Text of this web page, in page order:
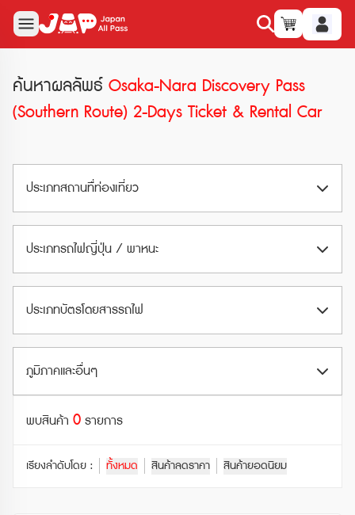
ค้นหาผลลัพธ์ Osaka-Nara Discovery Pass
(Southern Route) 2-Days Ticket & Rental Car
ประเภทสถานทืี่ท่องเที่ยว
สวนสนุก (Amusement Park)
สวนน้ำ (Waterpark)
พิพิธภัณฑ์ (Museum)
สวนสัตว์และอควาเรียม (Zoo & Aquarium)
กระเช้าลอยฟ้า (Ropeway)
ประเภทรถไฟญี่ปุ่น / พาหนะ
Limited Express
Shinkansen
รถไฟใต้ดิน (Subway)
ประเภทบัตรโดยสารรถไฟ
ตั๋วรถไฟ JR (JR Ticket)
ตั๋วรถไฟอื่นๆ (Other Train Ticket)
ตั๋วรถไฟเอกชน (Private Railway Ticket)
พาสรถไฟ JR (JR Pass)
ภูมิภาคและอื่นๆ
ฮอกไกโด (Hokkaido)
โทโฮคุ (Tohoku)
พบสินค้า 0 รายการ
เรียงลำดับโดย : ทั้งหมด สินค้าลดราคา สินค้ายอดนิยม